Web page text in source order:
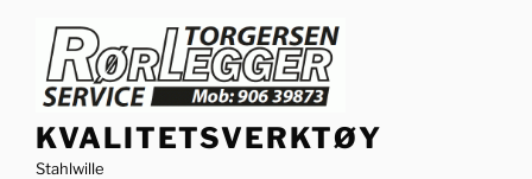
innhold
KVALITETSVERKTØY
Stahlwille